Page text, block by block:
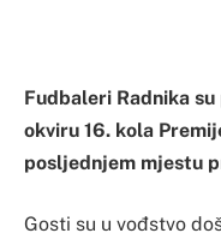
Fudbaleri Radnika su
okviru 16. kola
posljednjem mjestu
Gosti su u vođstvo